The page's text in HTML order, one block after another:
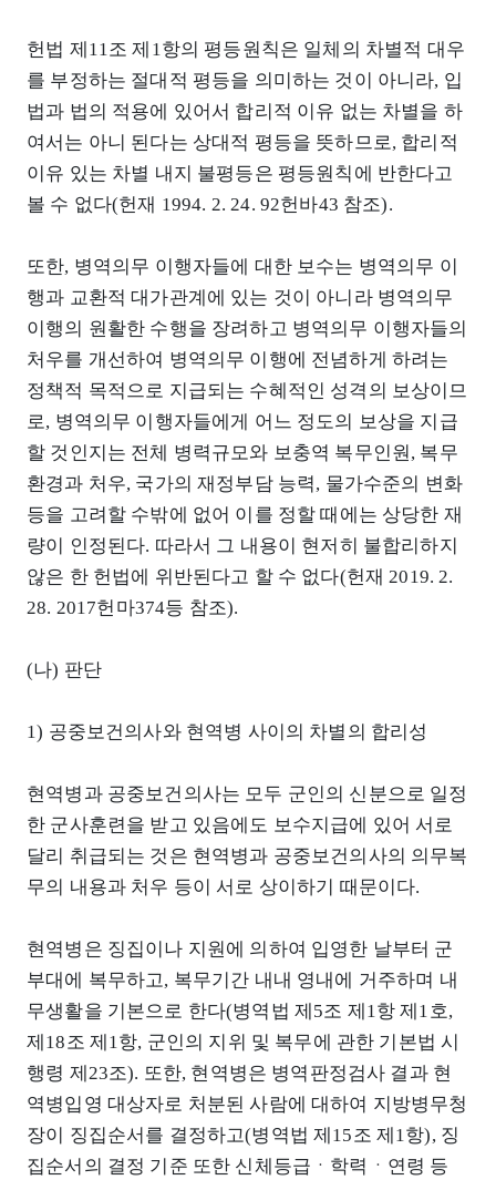
헌법 제11조 제1항의 평등원칙은 일체의 차별적 대우
를 부정하는 절대적 평등을 의미하는 것이 아니라, 입
법과 법의 적용에 있어서 합리적 이유 없는 차별을 하
여서는 아니 된다는 상대적 평등을 뜻하므로, 합리적
이유 있는 차별 내지 불평등은 평등원칙에 반한다고
볼 수 없다(헌재 1994. 2. 24. 92헌바43 참조).
또한, 병역의무 이행자들에 대한 보수는 병역의무 이
행과 교환적 대가관계에 있는 것이 아니라 병역의무
이행의 원활한 수행을 장려하고 병역의무 이행자들의
처우를 개선하여 병역의무 이행에 전념하게 하려는
정책적 목적으로 지급되는 수혜적인 성격의 보상이므
로, 병역의무 이행자들에게 어느 정도의 보상을 지급
할 것인지는 전체 병력규모와 보충역 복무인원, 복무
환경과 처우, 국가의 재정부담 능력, 물가수준의 변화
등을 고려할 수밖에 없어 이를 정할 때에는 상당한 재
량이 인정된다. 따라서 그 내용이 현저히 불합리하지
않은 한 헌법에 위반된다고 할 수 없다(헌재 2019. 2.
28. 2017헌마374등 참조).
(나) 판단
1) 공중보건의사와 현역병 사이의 차별의 합리성
현역병과 공중보건의사는 모두 군인의 신분으로 일정
한 군사훈련을 받고 있음에도 보수지급에 있어 서로
달리 취급되는 것은 현역병과 공중보건의사의 의무복
무의 내용과 처우 등이 서로 상이하기 때문이다.
현역병은 징집이나 지원에 의하여 입영한 날부터 군
부대에 복무하고, 복무기간 내내 영내에 거주하며 내
무생활을 기본으로 한다(병역법 제5조 제1항 제1호,
제18조 제1항, 군인의 지위 및 복무에 관한 기본법 시
행령 제23조). 또한, 현역병은 병역판정검사 결과 현
역병입영 대상자로 처분된 사람에 대하여 지방병무청
장이 징집순서를 결정하고(병역법 제15조 제1항), 징
집순서의 결정 기준 또한 신체등급ㆍ학력ㆍ연령 등